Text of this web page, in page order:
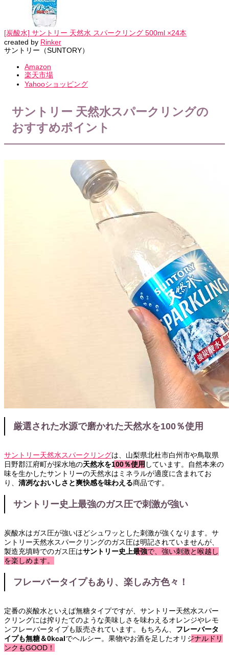
[炭酸水] サントリー 天然水 スパークリング 500ml ×24本
created by Rinker
サントリー（SUNTORY）
Amazon
楽天市場
Yahooショッピング
サントリー 天然水スパークリングの
おすすめポイント
厳選された水源で磨かれた天然水を100％使用
サントリー天然水スパークリングは、山梨県北杜市白州市や鳥取県
日野郡江府町が採水地の天然水を100％使用 しています。自然本来の
味を生かしたサントリーの天然水はミネラルが適度に含まれてお
り、 清冽なおいしさと爽快感を味わえる商品です。
サントリー史上最強のガス圧で刺激が強い
炭酸水はガス圧が強いほどシュワッとした刺激が強くなります。サ
ントリー天然水スパークリングのガス圧は明記されていませんが、
製造充填時でのガス圧はサントリー史上最強で、強い刺激と喉越し
を楽しめます。
フレーバータイプもあり、楽しみ方色々！
定番の炭酸水といえば無糖タイプですが、サントリー天然水スパー
クリングには搾りたてのような美味しさを味わえるオレンジやレモ
ンフレーバータイプも販売されています。もちろん、 フレーバータ
イプも無糖＆0kcalでヘルシー。 果物やお酒を足したオリジナルドリ
ンクもGOOD！